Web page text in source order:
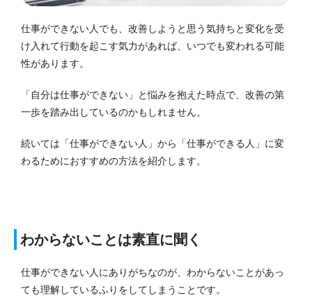
仕事ができない人でも、改善しようと思う気持ちと変化を受
け入れて行動を起こす気力があれば、いつでも変われる可能
性があります。
「自分は仕事ができない」と悩みを抱えた時点で、改善の第
一歩を踏み出しているのかもしれません。
続いては「仕事ができない人」から「仕事ができる人」に変
わるためにおすすめの方法を紹介します。
わからないことは素直に聞く
仕事ができない人にありがちなのが、わからないことがあっ
ても理解しているふりをしてしまうことです。